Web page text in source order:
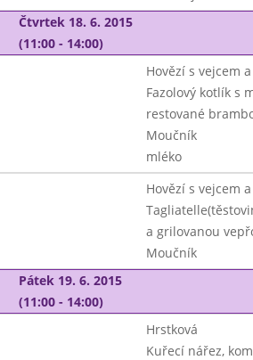
Čtvrtek 18. 6. 2015
(11:00 - 14:00)
Hovězí s vejcem
Fazolový kotlík s
restované
Moučník
mléko
Hovězí s vejcem
a grilovanou
Moučník
Pátek 19. 6. 2015
(11:00 - 14:00)
Hrstková
Kuřecí nářez,